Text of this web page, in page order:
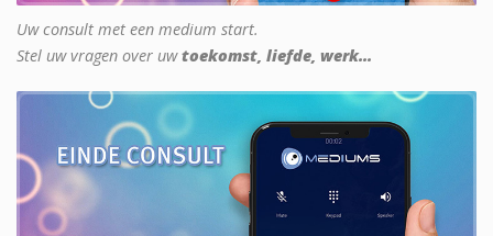
Uw consult met een medium start.
Stel uw vragen over uwtoekomst, liefde, werk...